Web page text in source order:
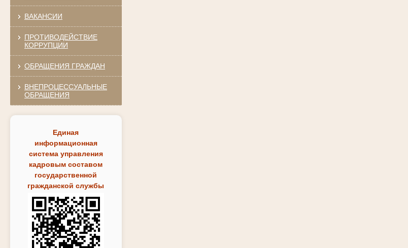
ВАКАНСИИ
ПРОТИВОДЕЙСТВИЕ
КОРРУПЦИИ
ОБРАЩЕНИЯ ГРАЖДАН
ВНЕПРОЦЕССУАЛЬНЫЕ
ОБРАЩЕНИЯ
Единая
информационная
система управления
кадровым составом
государственной
гражданской службы